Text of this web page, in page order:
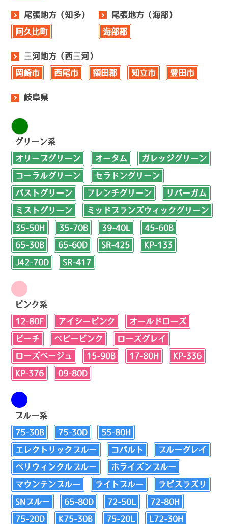
尾張地方（知多）
阿久比町
尾張地方（海部）
海部郡
三河地方（西三河）
岡崎市 西尾市 額田郡 知立市 豊田市
岐阜県
グリーン系
オリーブグリーン オータム ガレッジグリーン
コーラルグリーン セラドングリーン
パストグリーン フレンチグリーン リバーガム
ミストグリーン ミッドブランズウィックグリーン
35-50H 35-70B 39-40L 45-60B
65-30B 65-60D SR-425 KP-133
J42-70D SR-417
ピンク系
12-80F アイシーピンク オールドローズ
ピーチ ベビーピンク ローズグレイ
ローズベージュ 15-90B 17-80H KP-336
KP-376 09-80D
ブルー系
75-30B 75-30D 55-80H
エレクトリックブルー コバルト ブルーグレイ
ペリウィンクルブルー ホライズンブルー
マウンテンブルー ライトブルー ラピスラズリ
SNブルー 65-80D 72-50L 72-80H
75-20D K75-30B 75-20L L72-30H